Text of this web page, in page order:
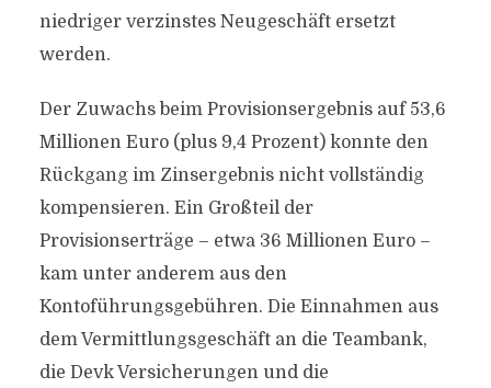
niedriger verzinstes Neugeschäft ersetzt
werden.
Der Zuwachs beim Provisionsergebnis auf 53,6
Millionen Euro (plus 9,4 Prozent) konnte den
Rückgang im Zinsergebnis nicht vollständig
kompensieren. Ein Großteil der
Provisionserträge – etwa 36 Millionen Euro –
kam unter anderem aus den
Kontoführungsgebühren. Die Einnahmen aus
dem Vermittlungsgeschäft an die Teambank,
die Devk Versicherungen und die